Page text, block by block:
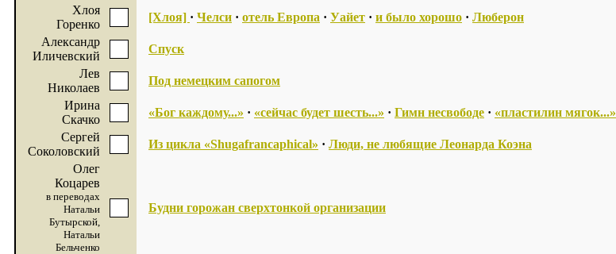
Хлоя
Горенко
[Хлоя] · Челси · отель Европа · Уайет · и было хорошо · Люберон
Александр
Иличевский
Спуск
Лев
Николаев
Под немецким сапогом
Ирина
Скачко
«Бог каждому...» · «сейчас будет шесть...» · Гимн несвободе · «пластилин мягок...»
Сергей
Соколовский
Из цикла «Shugafrancaphical» · Люди, не любящие Леонарда Коэна
Олег
Коцарев
в переводах
Натальи
Бутырской,
Натальи
Бельченко
Будни горожан сверхтонкой организации